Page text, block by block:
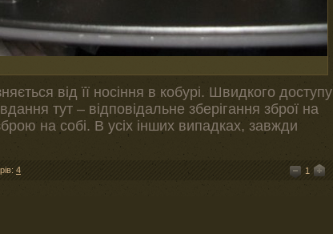
від її носіння в кобурі. Швидкого доступу
тут – відповідальне зберігання зброї на
на собі. В усіх інших випадках, завжди
4 1